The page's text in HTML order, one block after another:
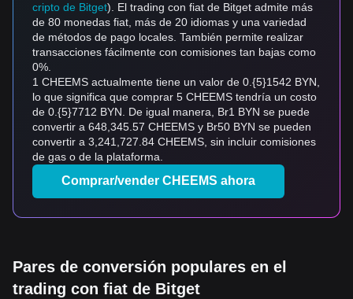
cripto de Bitget). El trading con fiat de Bitget admite más
de 80 monedas fiat, más de 20 idiomas y una variedad
de métodos de pago locales. También permite realizar
transacciones fácilmente con comisiones tan bajas como
0%.
1 CHEEMS actualmente tiene un valor de 0.{5}1542 BYN,
lo que significa que comprar 5 CHEEMS tendría un costo
de 0.{5}7712 BYN. De igual manera, Br1 BYN se puede
convertir a 648,345.57 CHEEMS y Br50 BYN se pueden
convertir a 3,241,727.84 CHEEMS, sin incluir comisiones
de gas o de la plataforma.
Comprar/vender CHEEMS ahora
Pares de conversión populares en el
trading con fiat de Bitget